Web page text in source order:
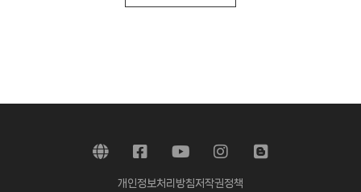
개인정보처리방침저작권정책